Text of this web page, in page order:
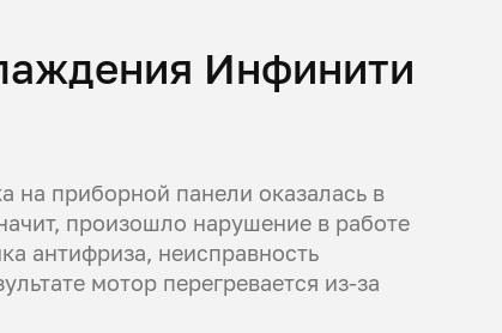
Инфинити
на приборной панели оказалась в
произошло нарушение в работе
антифриза, неисправность
мотор перегревается из-за